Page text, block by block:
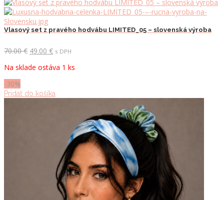
Vlasový set z pravého hodvábu LIMITED_05 – slovenská výroba
70.00€ Pôvodná
bola:
49.00 €Aktuálna
je:
s DPH
Na sklade ostáva 1 ks
-30%
Pridať do košíka